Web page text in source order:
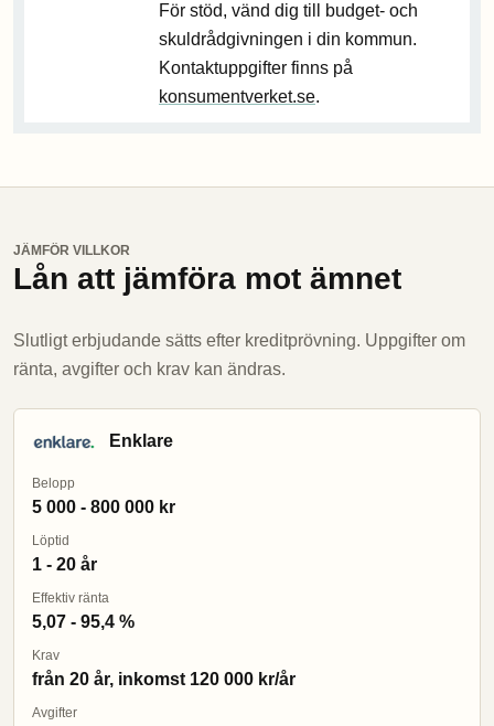
För stöd, vänd dig till budget- och
skuldrådgivningen i din kommun.
Kontaktuppgifter finns på
konsumentverket.se.
JÄMFÖR VILLKOR
Lån att jämföra mot ämnet
Slutligt erbjudande sätts efter kreditprövning. Uppgifter om
ränta, avgifter och krav kan ändras.
Enklare
Belopp
5 000 - 800 000 kr
Löptid
1 - 20 år
Effektiv ränta
5,07 - 95,4 %
Krav
från 20 år, inkomst 120 000 kr/år
Avgifter